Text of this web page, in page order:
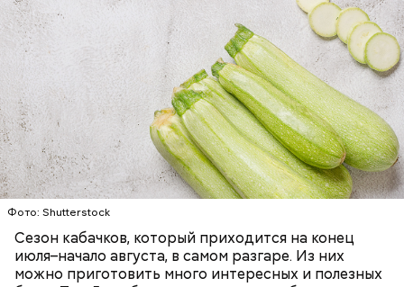
Фото: Shutterstock
Сезон кабачков, который приходится на конец
июля–начало августа, в самом разгаре. Из них
можно приготовить много интересных и полезных
Ингредиенты:
ЕДА ОВОЩИ РЕЦЕПТЫ
Фото: Shutterstock